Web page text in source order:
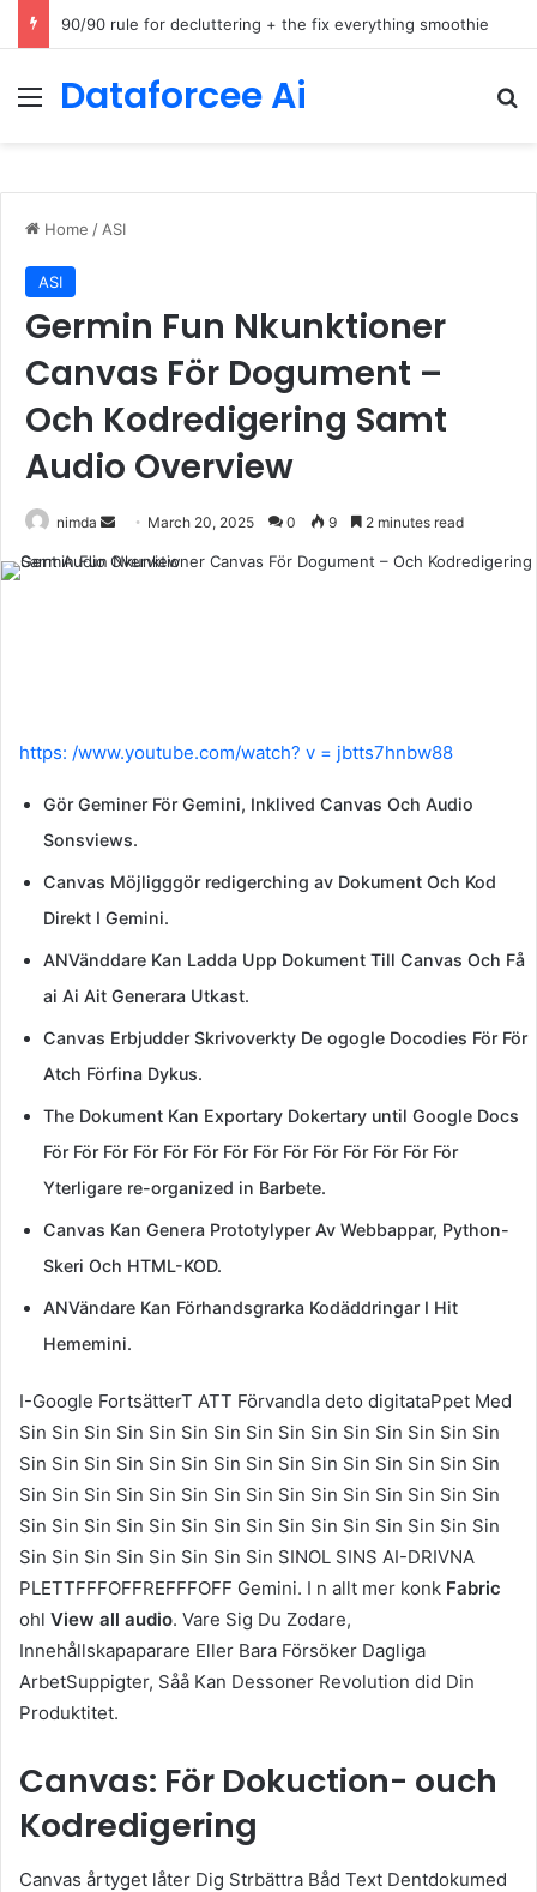
How Cohere Health digitizes clinical policies using Amazon Bedrock AgentCore
Menu
Dataforcee Ai
Home / ASI
ASI
Germin Fun Nkunktioner
Canvas För Dogument –
Och Kodredigering Samt
Audio Overview
nimda
Send March 20, 2025 0 9 2 minutes read
https: /www.youtube.com/watch? v = jbtts7hnbw88
Gör Geminer För Gemini, Inklived Canvas Och Audio
Sonsviews.
Canvas Möjligggör redigerching av Dokument Och Kod
Direkt I Gemini.
ANVänddare Kan Ladda Upp Dokument Till Canvas Och Få
ai Ai Ait Generara Utkast.
Canvas Erbjudder Skrivoverkty De ogogle Docodies För För
Atch Förfina Dykus.
The Dokument Kan Exportary Dokertary until Google Docs
För För För För För För För För För För För För För För
Yterligare re-organized in Barbete.
Canvas Kan Genera Prototylyper Av Webbappar, Python-
Skeri Och HTML-KOD.
ANVändare Kan Förhandsgrarka Kodäddringar I Hit
Hememini.
I-Google FortsätterT ATT Förvandla deto digitataPpet Med
Sin Sin Sin Sin Sin Sin Sin Sin Sin Sin Sin Sin Sin Sin Sin
Sin Sin Sin Sin Sin Sin Sin Sin Sin Sin Sin Sin Sin Sin Sin
Sin Sin Sin Sin Sin Sin Sin Sin Sin Sin Sin Sin Sin Sin Sin
Sin Sin Sin Sin Sin Sin Sin Sin Sin Sin Sin Sin Sin Sin Sin
Sin Sin Sin Sin Sin Sin Sin Sin SINOL SINS AI-DRIVNA
PLETTFFFOFFREFFFOFF Gemini. I n allt mer konk Fabric
ohl View all audio. Vare Sig Du Zodare,
Innehållskapaparare Eller Bara Försöker Dagliga
ArbetSuppigter, Såå Kan Dessoner Revolution did Din
Produktitet.
Canvas: För Dokuction- ouch
Kodredigering
Canvas årtyget låter Dig Strbättra Båd Text Dentdokumed